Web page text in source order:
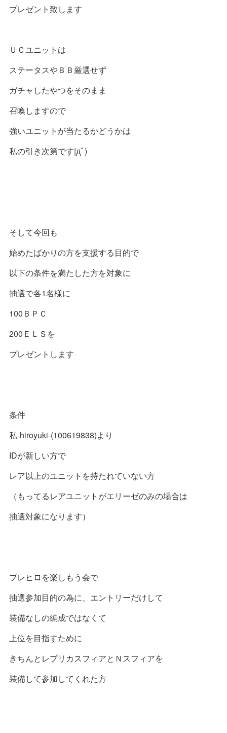
プレゼント致します
ＵＣユニットは
ステータスやＢＢ厳選せず
ガチャしたやつをそのまま
召喚しますので
強いユニットが当たるかどうかは
私の引き次第です|дﾟ)
そして今回も
始めたばかりの方を支援する目的で
以下の条件を満たした方を対象に
抽選で各1名様に
100ＢＰＣ
200ＥＬＳを
プレゼントします
条件
私-hiroyuki-(100619838)より
IDが新しい方で
レア以上のユニットを持たれていない方
（もってるレアユニットがエリーゼのみの場合は
抽選対象になります）
ブレヒロを楽しもう会で
抽選参加目的の為に、エントリーだけして
装備なしの編成ではなくて
上位を目指すために
きちんとレプリカスフィアとＮスフィアを
装備して参加してくれた方